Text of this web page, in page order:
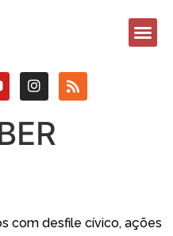
com desfile cívico, ações